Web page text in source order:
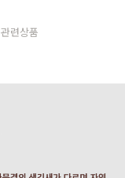
관련상품